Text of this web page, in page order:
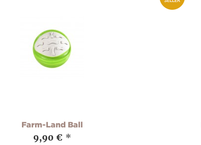
Farm-Land Ball
9,90 € *